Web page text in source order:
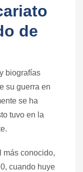
de
biografías
su guerra en
se ha
tuvo en la
más conocido,
cuando huye